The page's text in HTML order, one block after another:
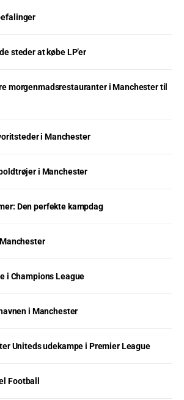
steder at købe LP’er
morgenmadsrestauranter i Manchester til
i Manchester
i Manchester
Den perfekte kampdag
i Champions League
i Manchester
Uniteds udekampe i Premier League
Football